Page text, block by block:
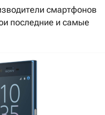
смартфонов
последние и самые